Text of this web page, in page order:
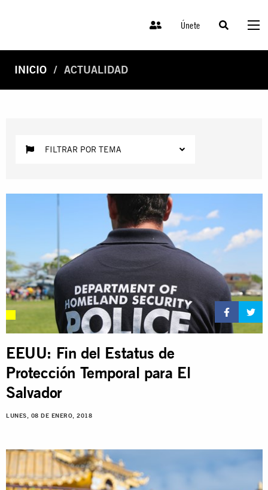
Únete
INICIO ACTUALIDAD
FILTRAR POR TEMA
EEUU: Fin del Estatus de
Protección Temporal para El
Salvador
LUNES, 08 DE ENERO, 2018